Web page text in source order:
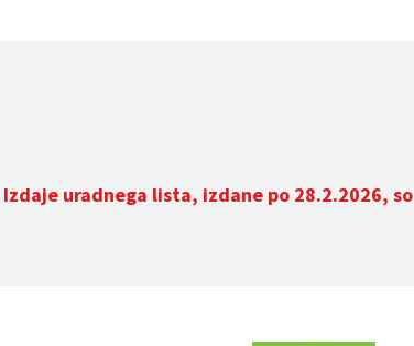
uradnega lista, izdane po 28.2.2026, so